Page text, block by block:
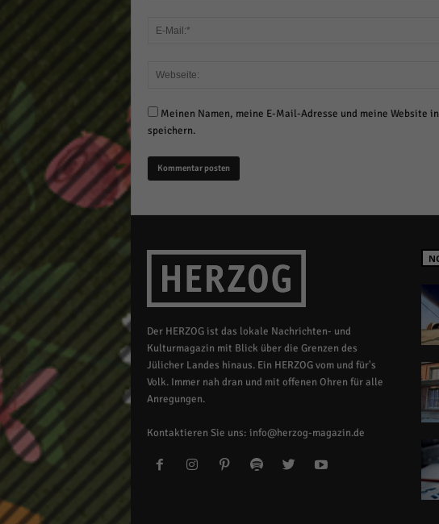
Meinen Namen, meine E-Mail-Adresse und meine Website
speichern.
Der HERZOG ist das lokale Nachrichten- und
Kulturmagazin mit Blick über die Grenzen des
Jülicher Landes hinaus. Ein HERZOG vom und für's
Volk. Immer nah dran und mit offenen Ohren für alle
Anregungen.
Kontaktieren Sie uns: info@herzog-magazin.de